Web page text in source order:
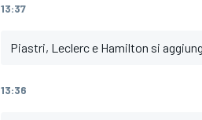
13:37
Piastri, Leclerc e Hamilton si
13:36